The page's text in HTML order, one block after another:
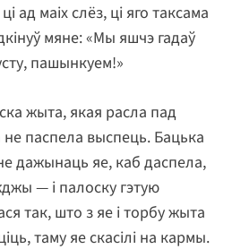
ад маіх слёз, ці яго таксама
мяне: «Мы яшчэ гадаў
пашынкуем!»
жыта, якая расла пад
паспела выспець. Бацька
дажынаць яе, каб даспела,
— і палоску гэтую
так, што з яе і торбу жыта
таму яе скасілі на кармы.